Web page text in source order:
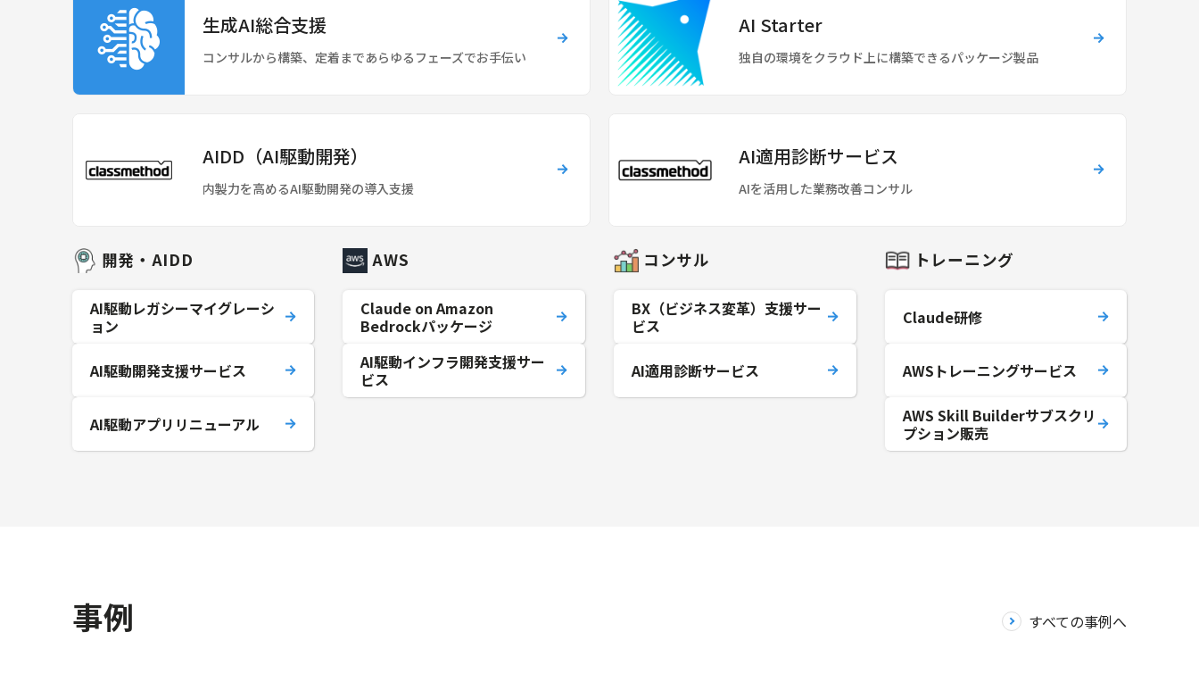
生成AI総合支援
コンサルから構築、定着まであらゆるフェーズでお手伝い
AI Starter
独自の環境をクラウド上に構築できるパッケージ製品
AIDD（AI駆動開発）
内製力を高めるAI駆動開発の導入支援
AI適用診断サービス
AIを活用した業務改善コンサル
開発・AIDD
AI駆動レガシーマイグレーシ
ョン
AI駆動開発支援サービス
AI駆動アプリリニューアル
AWS
Claude on Amazon
Bedrockパッケージ
AI駆動インフラ開発支援サー
ビス
コンサル
BX（ビジネス変革）支援サー
ビス
AI適用診断サービス
トレーニング
Claude研修
AWSトレーニングサービス
AWS Skill Builderサブスクリ
プション販売
事例 すべての事例へ